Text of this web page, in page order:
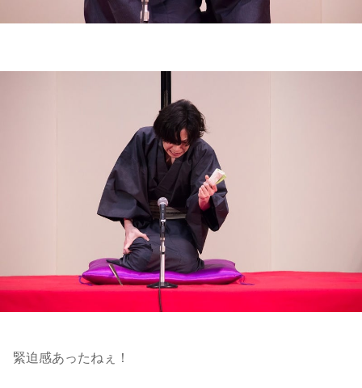
緊迫感あったねぇ！